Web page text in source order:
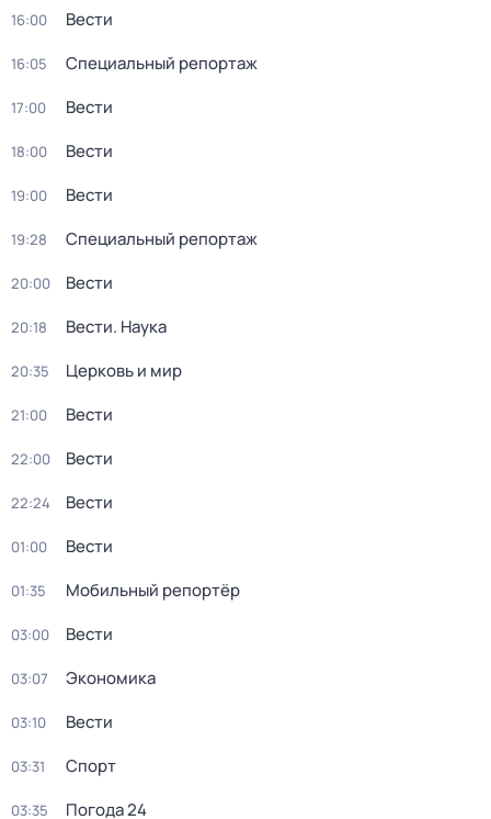
16:00 Вести
16:05 Специальный репортаж
17:00 Вести
18:00 Вести
19:00 Вести
19:28 Специальный репортаж
20:00 Вести
20:18 Вести. Наука
20:35 Церковь и мир
21:00 Вести
22:00 Вести
22:24 Вести
01:00 Вести
01:35 Мобильный репортёр
03:00 Вести
03:07 Экономика
03:10 Вести
03:31 Спорт
03:35 Погода 24